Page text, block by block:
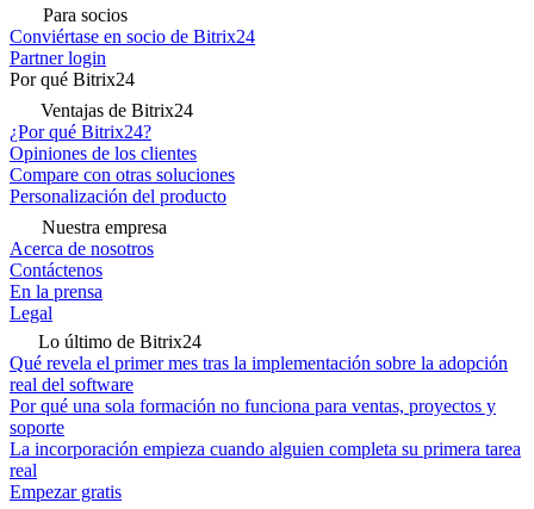
Para socios
Conviértase en socio de Bitrix24
Partner login
Por qué Bitrix24
Ventajas de Bitrix24
¿Por qué Bitrix24?
Opiniones de los clientes
Compare con otras soluciones
Personalización del producto
Nuestra empresa
Acerca de nosotros
Contáctenos
En la prensa
Legal
Lo último de Bitrix24
Qué revela el primer mes tras la implementación sobre la adopción
real del software
Por qué una sola formación no funciona para ventas, proyectos y
soporte
La incorporación empieza cuando alguien completa su primera tarea
real
Empezar gratis